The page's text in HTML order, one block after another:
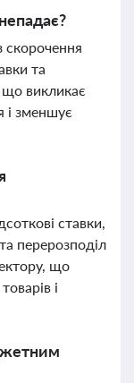
скорочення
та
викликає
і зменшує
ставки,
перерозподіл
що
і